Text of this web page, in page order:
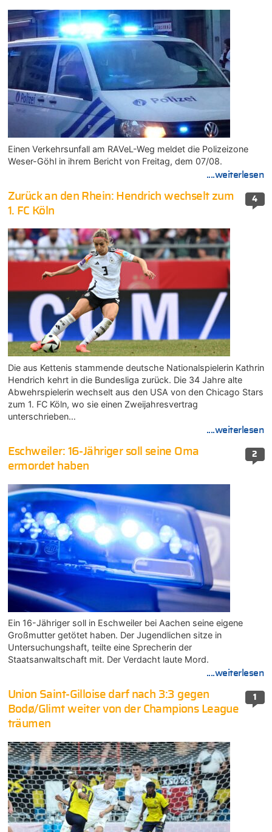
Einen Verkehrsunfall am RAVeL-Weg meldet die Polizeizone
Weser-Göhl in ihrem Bericht von Freitag, dem 07/08.
....weiterlesen
4
Zurück an den Rhein: Hendrich wechselt zum
1. FC Köln
Die aus Kettenis stammende deutsche Nationalspielerin Kathrin
Hendrich kehrt in die Bundesliga zurück. Die 34 Jahre alte
Abwehrspielerin wechselt aus den USA von den Chicago Stars
zum 1. FC Köln, wo sie einen Zweijahresvertrag
unterschrieben…
....weiterlesen
2
Eschweiler: 16-Jähriger soll seine Oma
ermordet haben
Ein 16-Jähriger soll in Eschweiler bei Aachen seine eigene
Großmutter getötet haben. Der Jugendlichen sitze in
Untersuchungshaft, teilte eine Sprecherin der
Staatsanwaltschaft mit. Der Verdacht laute Mord.
....weiterlesen
1
Union Saint-Gilloise darf nach 3:3 gegen
Bodø/Glimt weiter von der Champions League
träumen